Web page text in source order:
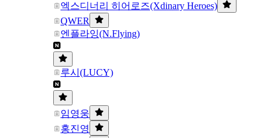
엑스디너리 히어로즈(Xdinary Heroes)
QWER
엔플라잉(N.Flying)
루시(LUCY)
임영웅
홍진영